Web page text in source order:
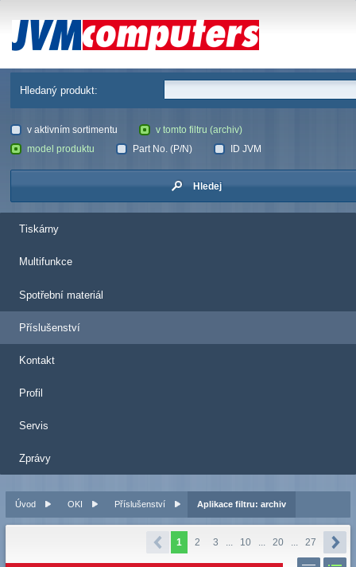
JVM Computers
Hledaný produkt:
v aktivním sortimentu
v tomto filtru (archiv)
model produktu
Part No. (P/N) ID JVM
Hledej
Tiskárny
Multifunkce
Spotřební materiál
Příslušenství
Kontakt
Profil
Servis
Zprávy
Úvod OKI Příslušenství Aplikace filtru: archiv
1 2 3 ... 10 ... 20 ... 27